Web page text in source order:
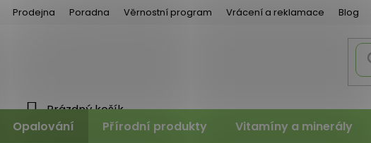
Prodejna Poradna Věrnostní program Vrácení a reklamace Blog
KOŠÍK
Prázdný košík
Opalování Přírodní produkty Vitamíny a minerály